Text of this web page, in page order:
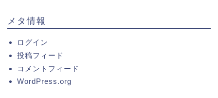
メタ情報
ログイン
投稿フィード
コメントフィード
WordPress.org